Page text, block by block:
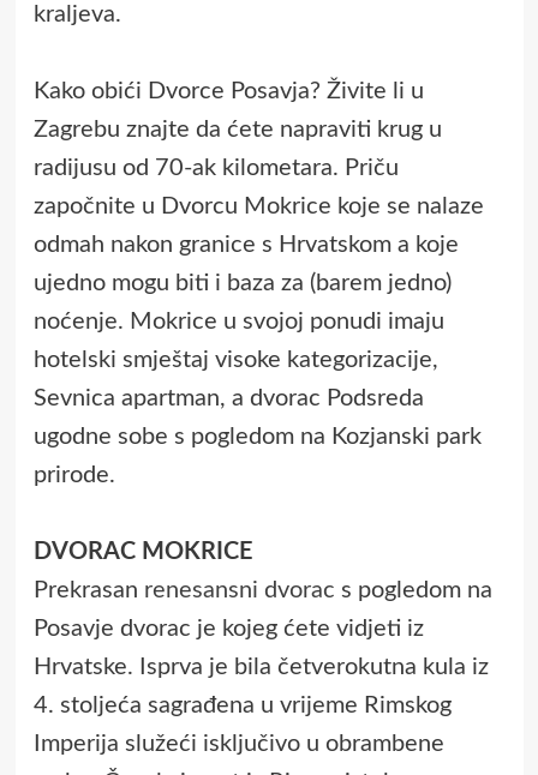
kraljeva.
Kako obići Dvorce Posavja? Živite li u
Zagrebu znajte da ćete napraviti krug u
radijusu od 70-ak kilometara. Priču
započnite u Dvorcu Mokrice koje se nalaze
odmah nakon granice s Hrvatskom a koje
ujedno mogu biti i baza za (barem jedno)
noćenje. Mokrice u svojoj ponudi imaju
hotelski smještaj visoke kategorizacije,
Sevnica apartman, a dvorac Podsreda
ugodne sobe s pogledom na Kozjanski park
prirode.
DVORAC MOKRICE
Prekrasan renesansni dvorac s pogledom na
Posavje dvorac je kojeg ćete vidjeti iz
Hrvatske. Isprva je bila četverokutna kula iz
4. stoljeća sagrađena u vrijeme Rimskog
Imperija služeći isključivo u obrambene